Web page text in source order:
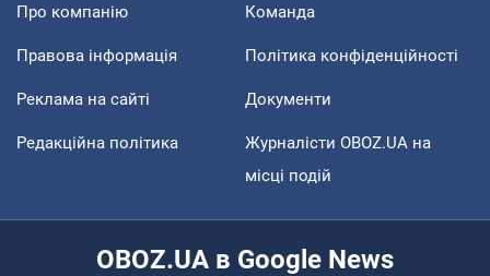
Про компанію Команда
Правова інформація Політика конфіденційності
Реклама на сайті Документи
Редакційна політика
Журналісти OBOZ.UA на
місці подій
OBOZ.UA в Google News